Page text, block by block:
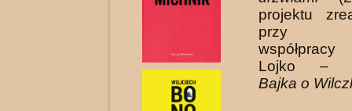
projektu
przy
Lojko –
Bajka o